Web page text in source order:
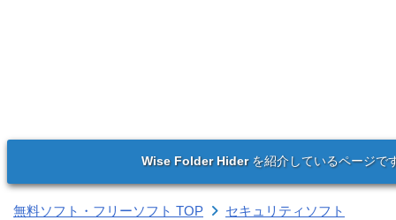
Wise Folder Hiderを紹介しているページで
無料ソフト・フリーソフト TOP
セキュリティソフト